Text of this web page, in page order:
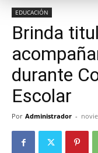
EDUCACIÓN
Brinda
durante
Escolar
Por Administrador -